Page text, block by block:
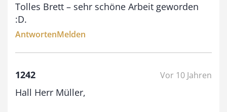
Tolles Brett – sehr schöne Arbeit geworden
:D.
AntwortenMelden
1242 Vor 10 Jahren
Hall Herr Müller,